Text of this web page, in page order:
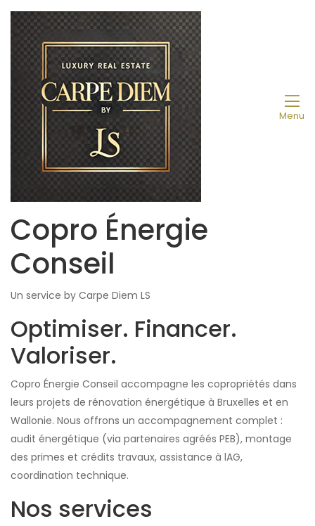
Menu
Copro Énergie
Conseil
Un service by Carpe Diem LS
Optimiser. Financer.
Valoriser.
Copro Énergie Conseil accompagne les copropriétés dans
leurs projets de rénovation énergétique à Bruxelles et en
Wallonie. Nous offrons un accompagnement complet :
audit énergétique (via partenaires agréés PEB), montage
des primes et crédits travaux, assistance à lAG,
coordination technique.
Nos services